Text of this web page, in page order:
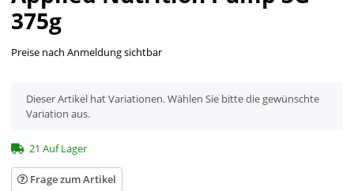
375g
Preise nach Anmeldung sichtbar
x
Dieser Artikel hat Variationen. Wählen Sie bitte die gewünschte
Variation aus.
21 Auf Lager
Frage zum Artikel